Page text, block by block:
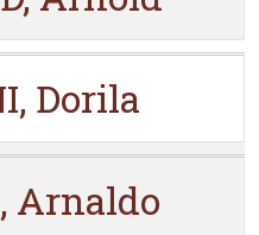
Dorila
Arnaldo